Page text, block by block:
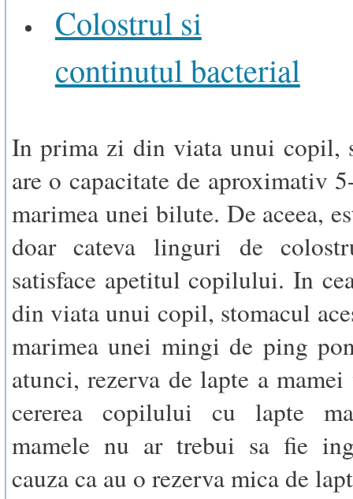
Colostrul si
continutul bacterial
In prima zi din viata unui copil,
are o capacitate de aproximativ
marimea unei bilute. De aceea,
doar cateva linguri de
satisface apetitul copilului. In
din viata unui copil, stomacul
marimea unei mingi de ping
atunci, rezerva de lapte a
cererea copilului cu lapte
mamele nu ar trebui sa fie
cauza ca au o rezerva mica de